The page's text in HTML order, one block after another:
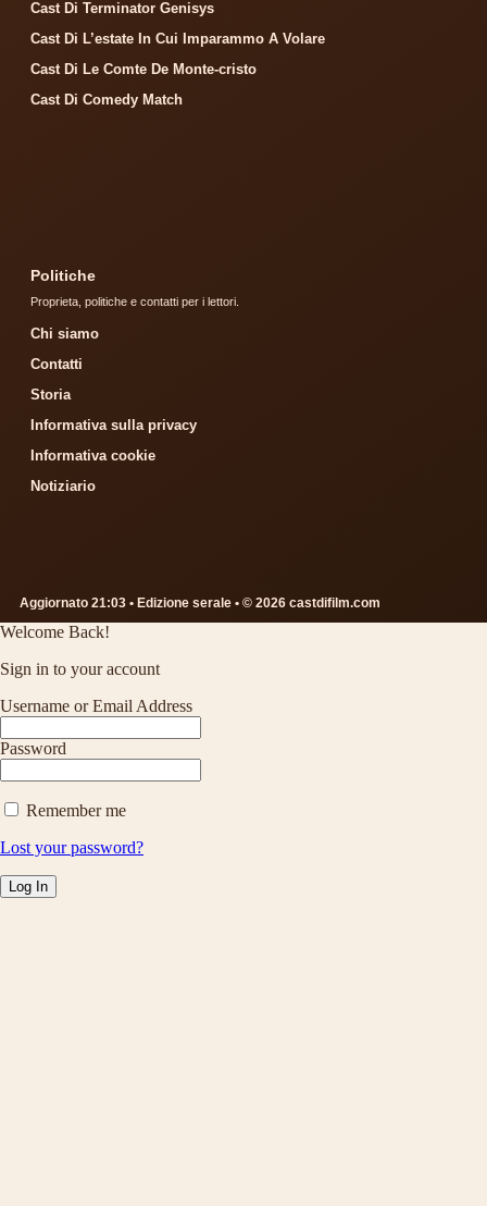
Cast Di Terminator Genisys
Cast Di L’estate In Cui Imparammo A Volare
Cast Di Le Comte De Monte-cristo
Cast Di Comedy Match
Politiche
Proprieta, politiche e contatti per i lettori.
Chi siamo
Contatti
Storia
Informativa sulla privacy
Informativa cookie
Notiziario
Aggiornato 21:03 • Edizione serale • © 2026 castdifilm.com
Welcome Back!
Sign in to your account
Username or Email Address
Password
Remember me
Lost your password?